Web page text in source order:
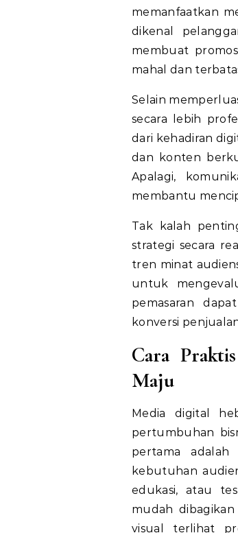
memanfaatkan
dikenal
membuat
mahal dan
Selain
secara lebih
dari kehadiran
dan konten
Apalagi,
membantu
Tak kalah
strategi secara
tren minat
untuk
pemasaran
konversi
Cara
Maju
Media digital
pertumbuhan
pertama
kebutuhan
edukasi, atau
mudah
visual terlihat